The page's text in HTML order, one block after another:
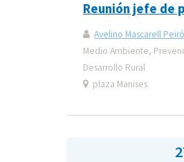
Reunión jefe de
Avelino Mascarell Peiró
Medio Ambiente,
Desarrollo Rural
plaza Manises